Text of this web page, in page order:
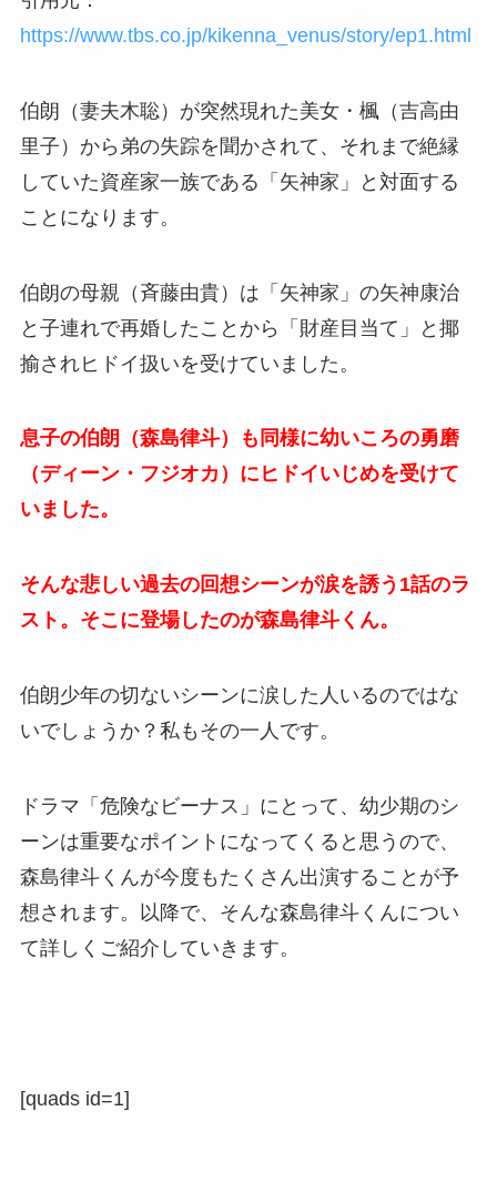
https://www.tbs.co.jp/kikenna_venus/story/ep1.html
伯朗（妻夫木聡）が突然現れた美女・楓（吉高由
里子）から弟の失踪を聞かされて、それまで絶縁
していた資産家一族である「矢神家」と対面する
ことになります。
伯朗の母親（斉藤由貴）は「矢神家」の矢神康治
と子連れで再婚したことから「財産目当て」と揶
揄されヒドイ扱いを受けていました。
息子の伯朗（森島律斗）も同様に幼いころの勇磨
（ディーン・フジオカ）にヒドイいじめを受けて
いました。
そんな悲しい過去の回想シーンが涙を誘う1話のラ
スト。そこに登場したのが森島律斗くん。
伯朗少年の切ないシーンに涙した人いるのではな
いでしょうか？私もその一人です。
ドラマ「危険なビーナス」にとって、幼少期のシ
ーンは重要なポイントになってくると思うので、
森島律斗くんが今度もたくさん出演することが予
想されます。以降で、そんな森島律斗くんについ
て詳しくご紹介していきます。
[quads id=1]